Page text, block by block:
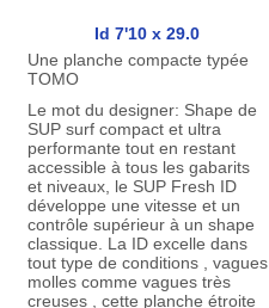
Id 7'10 x 29.0
Une planche compacte typée
TOMO
Le mot du designer: Shape de
SUP surf compact et ultra
performante tout en restant
accessible à tous les gabarits
et niveaux, le SUP Fresh ID
développe une vitesse et un
contrôle supérieur à un shape
classique. La ID excelle dans
tout type de conditions , vagues
molles comme vagues très
creuses , cette planche étroite